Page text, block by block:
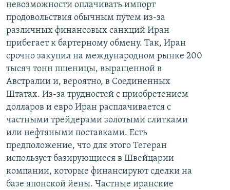
невозможности оплачивать импорт
продовольствия обычным путем из-за
различных финансовых санкций Иран
прибегает к бартерному обмену. Так, Иран
срочно закупил на международном рынке 200
тысяч тонн пшеницы, выращенной в
Австралии и, вероятно, в Соединенных
Штатах. Из-за трудностей с приобретением
долларов и евро Иран расплачивается с
частными трейдерами золотыми слитками
или нефтяными поставками. Есть
предположение, что для этого Тегеран
использует базирующиеся в Швейцарии
компании, которые финансируют сделки на
базе японской йены. Частные иранские